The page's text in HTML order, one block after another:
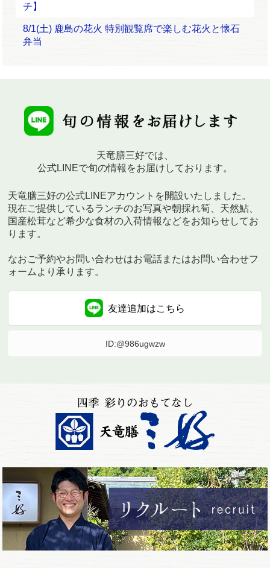
チ】
8/1(土) 鹿島の花火 特別観覧席で楽しむ花火と懐石
弁当
天竜膳三好では、
公式LINEで旬の情報をお届けしております。
天竜膳三好の公式LINEアカウントを開設いたしました。
現在ご提供しているランチのお写真や朝採れ筍、天然鮎、
国産松茸など希少な食材の入荷情報などをお知らせしてお
ります。
なおご予約やお問い合わせはお電話またはお問い合わせフ
ォームより承ります。
友達追加はこちら
ID:@986ugwzw